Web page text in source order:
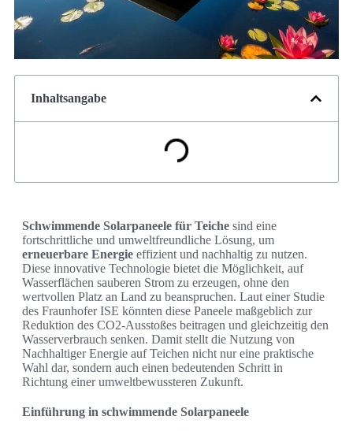
Inhaltsangabe
Schwimmende Solarpaneele für Teiche sind eine
fortschrittliche und umweltfreundliche Lösung, um
erneuerbare Energie effizient und nachhaltig zu nutzen.
Diese innovative Technologie bietet die Möglichkeit, auf
Wasserflächen sauberen Strom zu erzeugen, ohne den
wertvollen Platz an Land zu beanspruchen. Laut einer Studie
des Fraunhofer ISE könnten diese Paneele maßgeblich zur
Reduktion des CO2-Ausstoßes beitragen und gleichzeitig den
Wasserverbrauch senken. Damit stellt die Nutzung von
Nachhaltiger Energie auf Teichen nicht nur eine praktische
Wahl dar, sondern auch einen bedeutenden Schritt in
Richtung einer umweltbewussteren Zukunft.
Einführung in schwimmende Solarpaneele